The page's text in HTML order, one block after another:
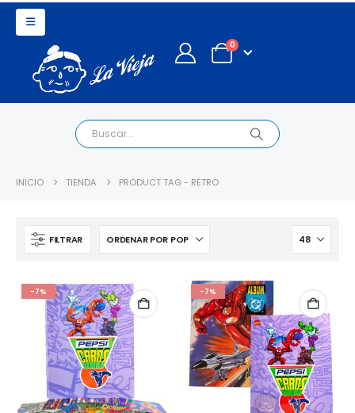
0
INICIO TIENDA PRODUCT TAG - RETRO
FILTRAR
-7% -7%